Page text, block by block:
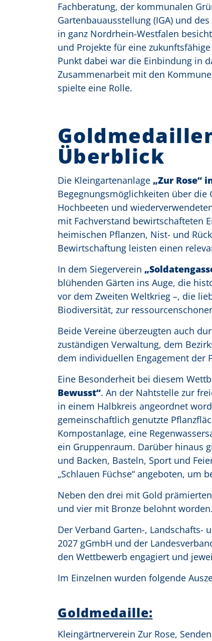
Fachberatung, der kommunalen
Gartenbauausstellung (IGA) und
in ganz Nordrhein-Westfalen
und Projekte für eine
Punkt dabei war die Einbindung in
Zusammenarbeit mit den
spielte eine Rolle.
Überblick
Die Kleingartenanlage „Zur Rose“
Begegnungsmöglichkeiten über die
Hochbeeten und
mit Fachverstand bewirtschafteten
heimischen Pflanzen, Nist- und
Bewirtschaftung leisten einen
In dem Siegerverein
blühenden Gärten ins Auge, die
vor dem Zweiten Weltkrieg –, die
Biodiversität, zur
Beide Vereine überzeugten auch
zuständigen Verwaltung, dem
dem individuellen Engagement der
Eine Besonderheit bei diesem
Bewusst“. An der Nahtstelle zur
in einem Halbkreis angeordnet
gemeinschaftlich genutzte
Kompostanlage, eine
ein Gruppenraum. Darüber hinaus
und Backen, Basteln, Sport und
„Schlauen Füchse“ angeboten, um
Neben den drei mit Gold
und vier mit Bronze belohnt worden.
Der Verband Garten-, Landschafts-
2027 gGmbH und der
den Wettbewerb engagiert und
Im Einzelnen wurden folgende
Goldmedaille:
Kleingärtnerverein Zur Rose,